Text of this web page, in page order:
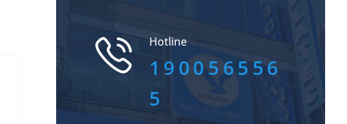
Hotline
190056556
5